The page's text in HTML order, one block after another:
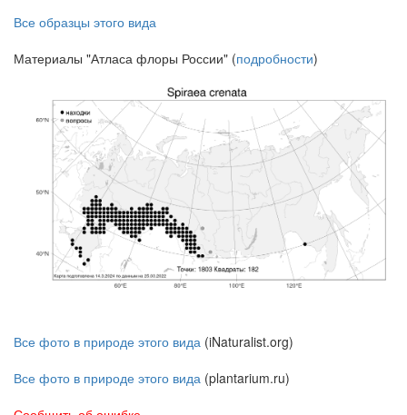
Все образцы этого вида
Материалы "Атласа флоры России" (подробности)
Все фото в природе этого вида (iNaturalist.org)
Все фото в природе этого вида (plantarium.ru)